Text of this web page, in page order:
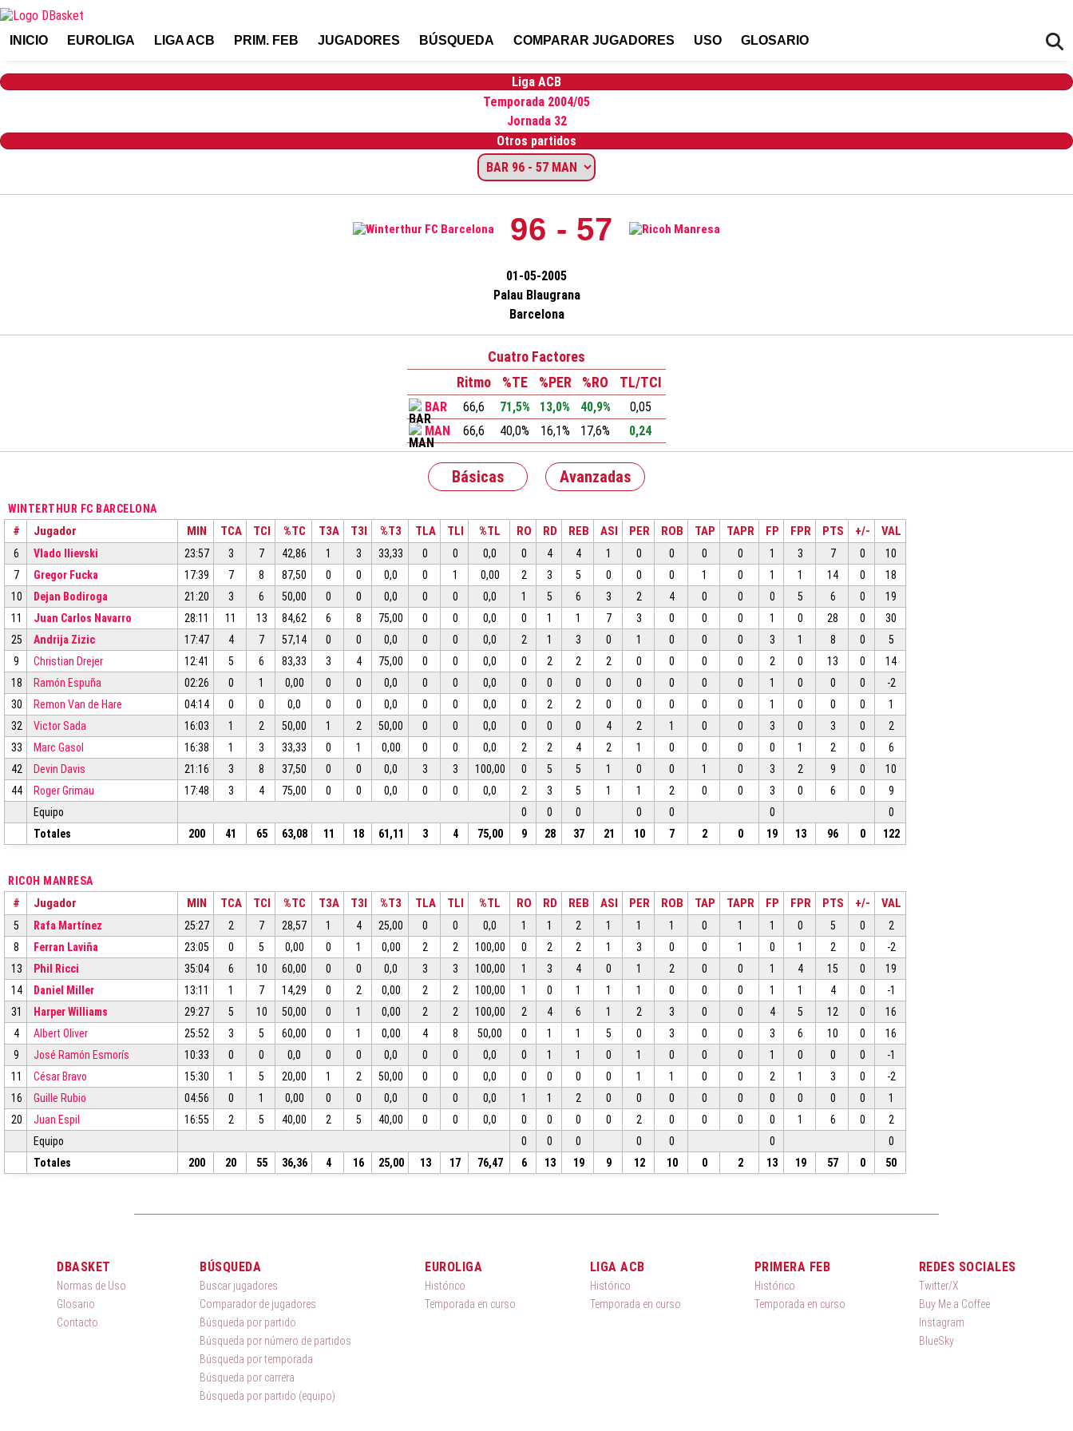
INICIO EUROLIGA LIGA ACB PRIM. FEB JUGADORES BÚSQUEDA COMPARAR JUGADORES USO GLOSARIO
Liga ACB
Temporada 2004/05
Jornada 32
Otros partidos
96 - 57
01-05-2005
Palau Blaugrana
Barcelona
Cuatro Factores
Ritmo
%TE %PER %RO TL/TCI
BAR 66,6 71,5% 13,0% 40,9%
0,05
MAN
66,6 40,0% 16,1% 17,6% 0,24
Básicas Avanzadas
WINTERTHUR FC BARCELONA
# Jugador MIN TCA TCI %TC T3A T3I %T3 TLA TLI %TL RO RD REB ASI PER ROB TAP TAPR FP FPR PTS +/- VAL
6 Vlado Ilievski 23:57 3 7 42,86 1 3 33,33 0 0 0,0 0 4 4 1 0 0 0 0 1 3 7 0
10
7
Gregor Fucka 17:39 7 8 87,50 0 0 0,0 0 1 0,00 2 3 5 0 0 0 1 0 1 1 14 0
18
10
Dejan Bodiroga 21:20 3 6 50,00 0 0 0,0 0 0 0,0 1 5 6 3 2 4 0 0 0 5 6 0
19
11
Juan Carlos Navarro 28:11 11 13 84,62 6 8 75,00 0 0 0,0 0 1 1 7 3 0 0 0 1 0 28 0
30
25
Andrija Zizic 17:47 4 7 57,14 0 0 0,0 0 0 0,0 2 1 3 0 1 0 0 0 3 1 8 0
5
9
Christian Drejer 12:41 5 6 83,33 3 4 75,00 0 0 0,0 0 2 2 2 0 0 0 0 2 0 13 0
14
18
Ramón Espuña 02:26 0 1 0,00 0 0 0,0 0 0 0,0 0 0 0 0 0 0 0 0 1 0 0 0
-2
30
Remon Van de Hare 04:14 0 0 0,0 0 0 0,0 0 0 0,0 0 2 2 0 0 0 0 0 1 0 0 0
1
32
Victor Sada 16:03 1 2 50,00 1 2 50,00 0 0 0,0 0 0 0 4 2 1 0 0 3 0 3 0
2
33
Marc Gasol 16:38 1 3 33,33 0 1 0,00 0 0 0,0 2 2 4 2 1 0 0 0 0 1 2 0
6
42
Devin Davis 21:16 3 8 37,50 0 0 0,0 3 3 100,00 0 5 5 1 0 0 1 0 3 2 9 0
10
44
Roger Grimau 17:48 3 4 75,00 0 0 0,0 0 0 0,0 2 3 5 1 1 2 0 0 3 0 6 0
9
Equipo
0 0 0 0 0 0
0
Totales
200 41 65 63,08 11 18 61,11 3 4 75,00 9 28 37 21 10 7 2 0 19 13 96 0 122
RICOH MANRESA
# Jugador MIN TCA TCI %TC T3A T3I %T3 TLA TLI %TL RO RD REB ASI PER ROB TAP TAPR FP FPR PTS +/- VAL
5 Rafa Martínez 25:27 2 7 28,57 1 4 25,00 0 0 0,0 1 1 2 1 1 1 0 1 1 0 5 0
2
8
Ferran Laviña 23:05 0 5 0,00 0 1 0,00 2 2 100,00 0 2 2 1 3 0 0 1 0 1 2 0
-2
13
Phil Ricci 35:04 6 10 60,00 0 0 0,0 3 3 100,00 1 3 4 0 1 2 0 0 1 4 15 0
19
14
Daniel Miller 13:11 1 7 14,29 0 2 0,00 2 2 100,00 1 0 1 1 1 0 0 0 1 1 4 0
-1
31
Harper Williams 29:27 5 10 50,00 0 1 0,00 2 2 100,00 2 4 6 1 2 3 0 0 4 5 12 0
16
4
Albert Oliver 25:52 3 5 60,00 0 1 0,00 4 8 50,00 0 1 1 5 0 3 0 0 3 6 10 0
16
9
José Ramón Esmorís 10:33 0 0 0,0 0 0 0,0 0 0 0,0 0 1 1 0 1 0 0 0 1 0 0 0
-1
11
César Bravo 15:30 1 5 20,00 1 2 50,00 0 0 0,0 0 0 0 0 1 1 0 0 2 1 3 0
-2
16
Guille Rubio 04:56 0 1 0,00 0 0 0,0 0 0 0,0 1 1 2 0 0 0 0 0 0 0 0 0
1
20
Juan Espil 16:55 2 5 40,00 2 5 40,00 0 0 0,0 0 0 0 0 2 0 0 0 0 1 6 0
2
Equipo
0 0 0 0 0 0
0
Totales
200 20 55 36,36 4 16 25,00 13 17 76,47 6 13 19 9 12 10 0 2 13 19 57 0 50
DBASKET
Normas de Uso
Glosario
Contacto
BÚSQUEDA
Buscar jugadores
Comparador de jugadores
Búsqueda por partido
Búsqueda por número de partidos
Búsqueda por temporada
Búsqueda por carrera
Búsqueda por partido (equipo)
EUROLIGA
Histórico
Temporada en curso
LIGA ACB
Histórico
Temporada en curso
PRIMERA FEB
Histórico
Temporada en curso
REDES SOCIALES
Twitter/X
Buy Me a Coffee
Instagram
BlueSky